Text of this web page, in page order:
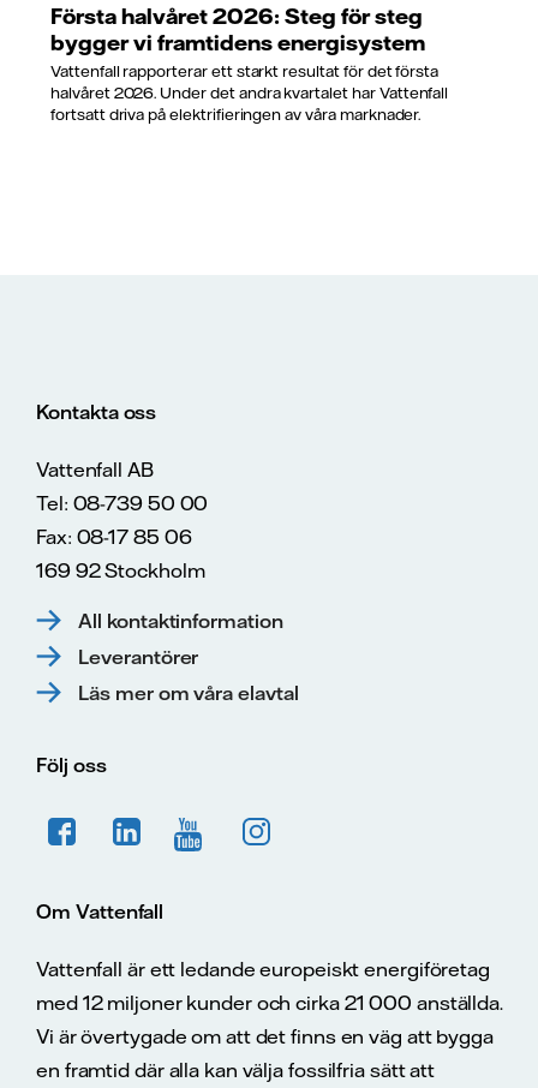
Första halvåret 2026: Steg för steg
bygger vi framtidens energisystem
Vattenfall rapporterar ett starkt resultat för det första
halvåret 2026. Under det andra kvartalet har Vattenfall
fortsatt driva på elektrifieringen av våra marknader.
Kontakta oss
Vattenfall AB
Tel: 08-739 50 00
Fax: 08-17 85 06
169 92 Stockholm
All kontaktinformation
Leverantörer
Läs mer om våra elavtal
Följ oss
Om Vattenfall
Vattenfall är ett ledande europeiskt energiföretag
med 12 miljoner kunder och cirka 21 000 anställda.
Vi är övertygade om att det finns en väg att bygga
en framtid där alla kan välja fossilfria sätt att